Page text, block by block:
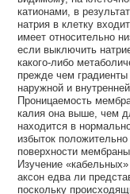
катионами, в
натрия в клетку
имеет относительно
если выключить
какого-либо
прежде чем
наружной и
Проницаемость
калия она выше, чем
находится в
избыток
поверхности
Изучение
аксон едва ли
поскольку